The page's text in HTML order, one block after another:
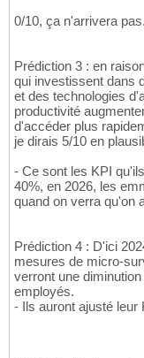
0/10, ça n'arrivera pas.
Prédiction 3 : en
qui investissent dans
et des technologies
productivité
d'accéder plus
je dirais 5/10 en
- Ce sont les KPI
40%, en 2026, les
quand on verra qu'on
Prédiction 4 : D'ici
mesures de micro-
verront une
employés.
- Ils auront ajusté leur